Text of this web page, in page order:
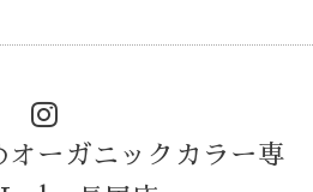
ーガニックカラー専